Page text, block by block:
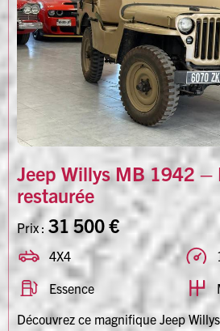
Jeep Willys MB 1942 –
restaurée
Prix :31 500 €
4X4
Essence
Découvrez ce magnifique Jeep